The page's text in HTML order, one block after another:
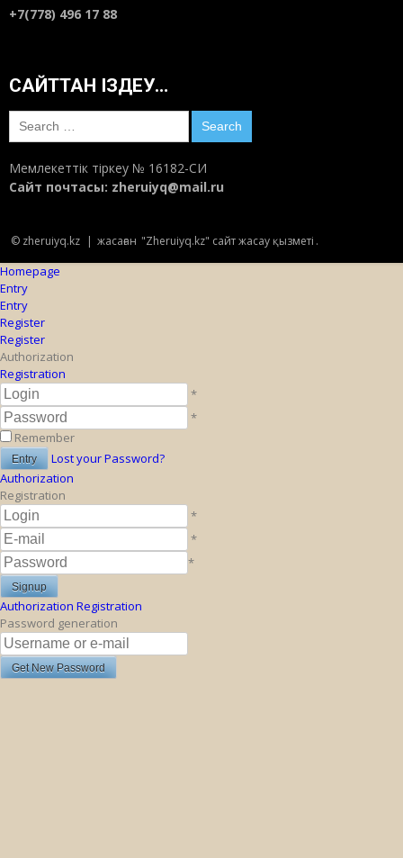
+7(778) 496 17 88
САЙТТАН ІЗДЕУ…
Search
for:
Мемлекеттік тіркеу № 16182-СИ
Сайт почтасы: zheruiyq@mail.ru
© zheruiyq.kz | жасаған "Zheruiyq.kz" сайт жасау қызметі .
Homepage
Entry
Entry
Register
Register
Authorization
Registration
*
*
Remember
Lost your Password?
Authorization
Registration
*
*
*
Authorization Registration
Password generation